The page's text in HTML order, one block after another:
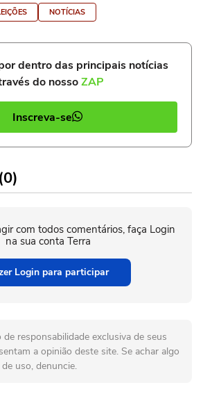
NOTÍCIAS
dentro das principais notícias
do nossoZAP
Inscreva-se
com todos comentários, faça Login
na sua conta Terra
Login para participar
responsabilidade exclusiva de seus
a opinião deste site. Se achar algo
uso, denuncie.